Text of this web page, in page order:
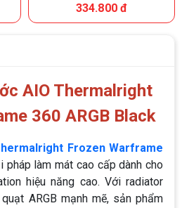
334.800 đ
AIO Thermalright
360 ARGB Black
Frozen Warframe
pháp làm mát cao cấp dành cho
hiệu năng cao. Với radiator
ARGB mạnh mẽ, sản phẩm